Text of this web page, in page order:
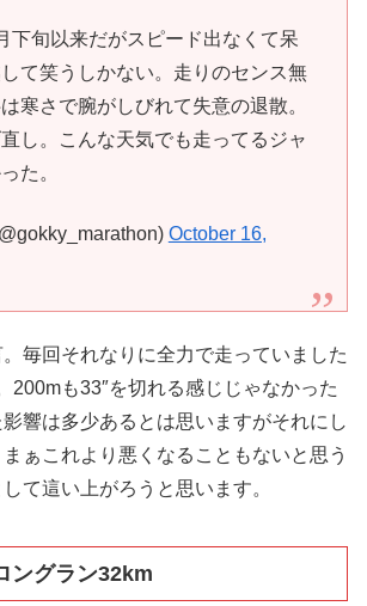
下旬以来だがスピード出なくて呆
て笑うしかない。走りのセンス無
寒さで腕がしびれて失意の退散。
し。こんな天気でも走ってるジャ
た。
October 16,
毎回それなりに全力で走っていました
200mも33″を切れる感じじゃなかった
響は多少あるとは思いますがそれにし
ぁこれより悪くなることもないと思う
て這い上がろうと思います。
ングラン32km